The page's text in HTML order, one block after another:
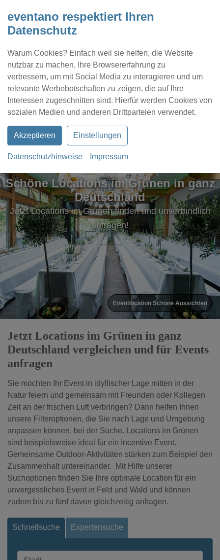
eventano respektiert Ihren
Datenschutz
Warum Cookies? Einfach weil sie helfen, die Website
nutzbar zu machen, Ihre Browsererfahrung zu
verbessern, um mit Social Media zu interagieren und um
relevante Werbebotschaften zu zeigen, die auf Ihre
Interessen zugeschnitten sind. Hierfür werden Cookies von
sozialen Medien und anderen Drittparteien verwendet.
Akzeptieren Einstellungen
Datenschutzhinweise Impressum
Kontakt Location eintragen Profil
Schöne Locations im Grünen in ganz
Deutschland
Jetzt Locations im Grünen finden und unverbindlich
anfragen!
Biergarten am Aachener Weiher
Jetzt Locations im Grünen in ganz
Deutschland vergleichen und für Events
anfragen
Sie möchten Ihr Event in idyllischer Lage mitten in der
Natur feiern und gemeinsam mit Freunden oder Kollegen
Zeit an der frischen Luft verbringen? Dann helfen Ihnen
unsere Filteroptionen, die Sie nach Lage und Umgebung
anpassen können, bei der Suche. Locations im Grünen
sind beispielsweise ideal für ein Incentive Event.
Gemeinsame Outdoor-Aktivitäten stärken zum Beispiel den
Zusammenhalt untereinander. Mit Hilfe unserer
Suchoptionen finden Sie Ihre optimale Location für ein
unvergessliches Event in Feld und Wald und können
zudem bis zu fünf davon gleichzeitig anfragen.
Schnellsuche Expertensuche